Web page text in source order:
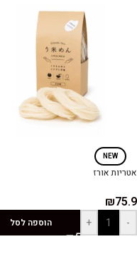
NEW
אטריות אורז
₪75.9
-
+ הוספה לסל